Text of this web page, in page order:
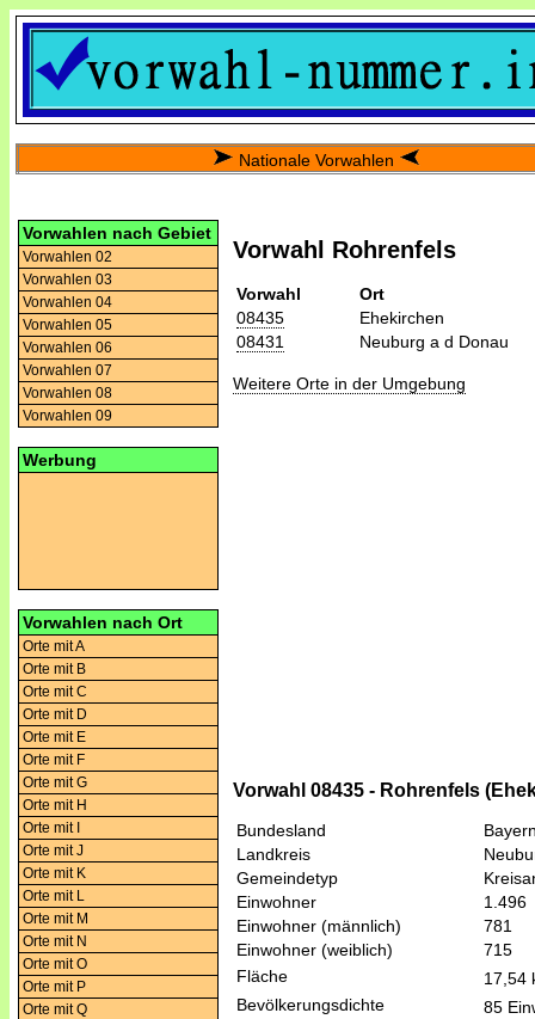
Nationale Vorwahlen
Vorwahlen nach Gebiet
Vorwahlen 02
Vorwahlen 03
Vorwahlen 04
Vorwahlen 05
Vorwahlen 06
Vorwahlen 07
Vorwahlen 08
Vorwahlen 09
Werbung
Vorwahlen nach Ort
Orte mit A
Orte mit B
Orte mit C
Orte mit D
Orte mit E
Orte mit F
Orte mit G
Orte mit H
Orte mit I
Orte mit J
Orte mit K
Orte mit L
Orte mit M
Orte mit N
Orte mit O
Orte mit P
Orte mit Q
Vorwahl Rohrenfels
Vorwahl
Ort
08435
Ehekirchen
08431
Neuburg a d Donau
Weitere Orte in der Umgebung
Vorwahl 08435 - Rohrenfels
Bundesland
Landkreis
Gemeindetyp
Einwohner
1.496
Einwohner (männlich)
781
Einwohner (weiblich)
715
Fläche
17,54
Bevölkerungsdichte
85